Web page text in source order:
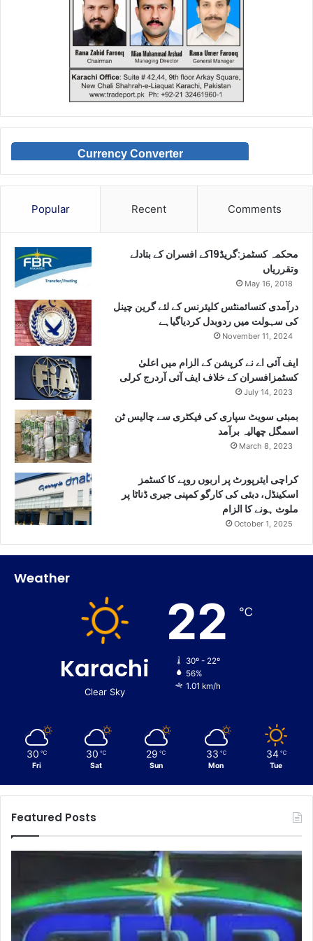
Currency Converter
Popular Recent Comments
محکمہ کسٹمز:گریڈ19کے افسران کے بتادلے
وتقرریاں
May 16, 2018
درآمدی کنسائمنٹس کلیئرنس کے لئے گرین چینل
کی سہولت میں ردوبدل کردیاگیاہے
November 11, 2024
ایف آئی اے نے کرپشن کے الزام میں اعلیٰ
کسٹمزافسران کے خلاف ایف آئی آردرج کرلی
July 14, 2023
بمبئی سویٹ سپاری کی فیکٹری سے چالیس ٹن
اسمگل چھالیہ برآمد
March 8, 2023
کراچی ایئرپورٹ پر اربوں روپے کا کسٹمز
اسکینڈل، دبئی کی کارگو کمپنی جیری ڈناٹا پر
ملوث ہونے کا الزام
October 1, 2025
Weather
Karachi
Clear Sky
22 ℃
30º - 22º
56%
1.01 km/h
30 ℃
Fri
30 ℃
Sat
29 ℃
Sun
33 ℃
Mon
34 ℃
Tue
Featured Posts
t
o
m